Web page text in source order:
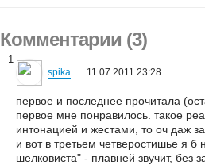
Комментарии (3)
1
spika 11.07.2011 23:28
первое и последнее прочитала
первое мне понравилось. такое
интонацией и жестами, то оч даж
и вот в третьем четверостишье я б
шелковиста" - плавней звучит, без